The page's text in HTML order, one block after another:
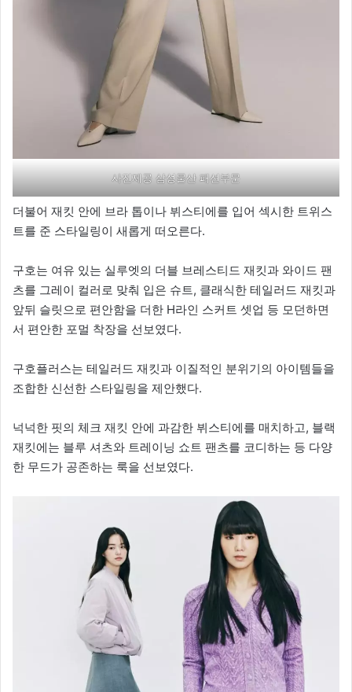
사진제공 삼성물산 패션부문
더불어 재킷 안에 브라 톱이나 뷔스티에를 입어 섹시한 트위스
트를 준 스타일링이 새롭게 떠오른다.
구호는 여유 있는 실루엣의 더블 브레스티드 재킷과 와이드 팬
츠를 그레이 컬러로 맞춰 입은 슈트, 클래식한 테일러드 재킷과
앞뒤 슬릿으로 편안함을 더한 H라인 스커트 셋업 등 모던하면
서 편안한 포멀 착장을 선보였다.
구호플러스는 테일러드 재킷과 이질적인 분위기의 아이템들을
조합한 신선한 스타일링을 제안했다.
넉넉한 핏의 체크 재킷 안에 과감한 뷔스티에를 매치하고, 블랙
재킷에는 블루 셔츠와 트레이닝 쇼트 팬츠를 코디하는 등 다양
한 무드가 공존하는 룩을 선보였다.